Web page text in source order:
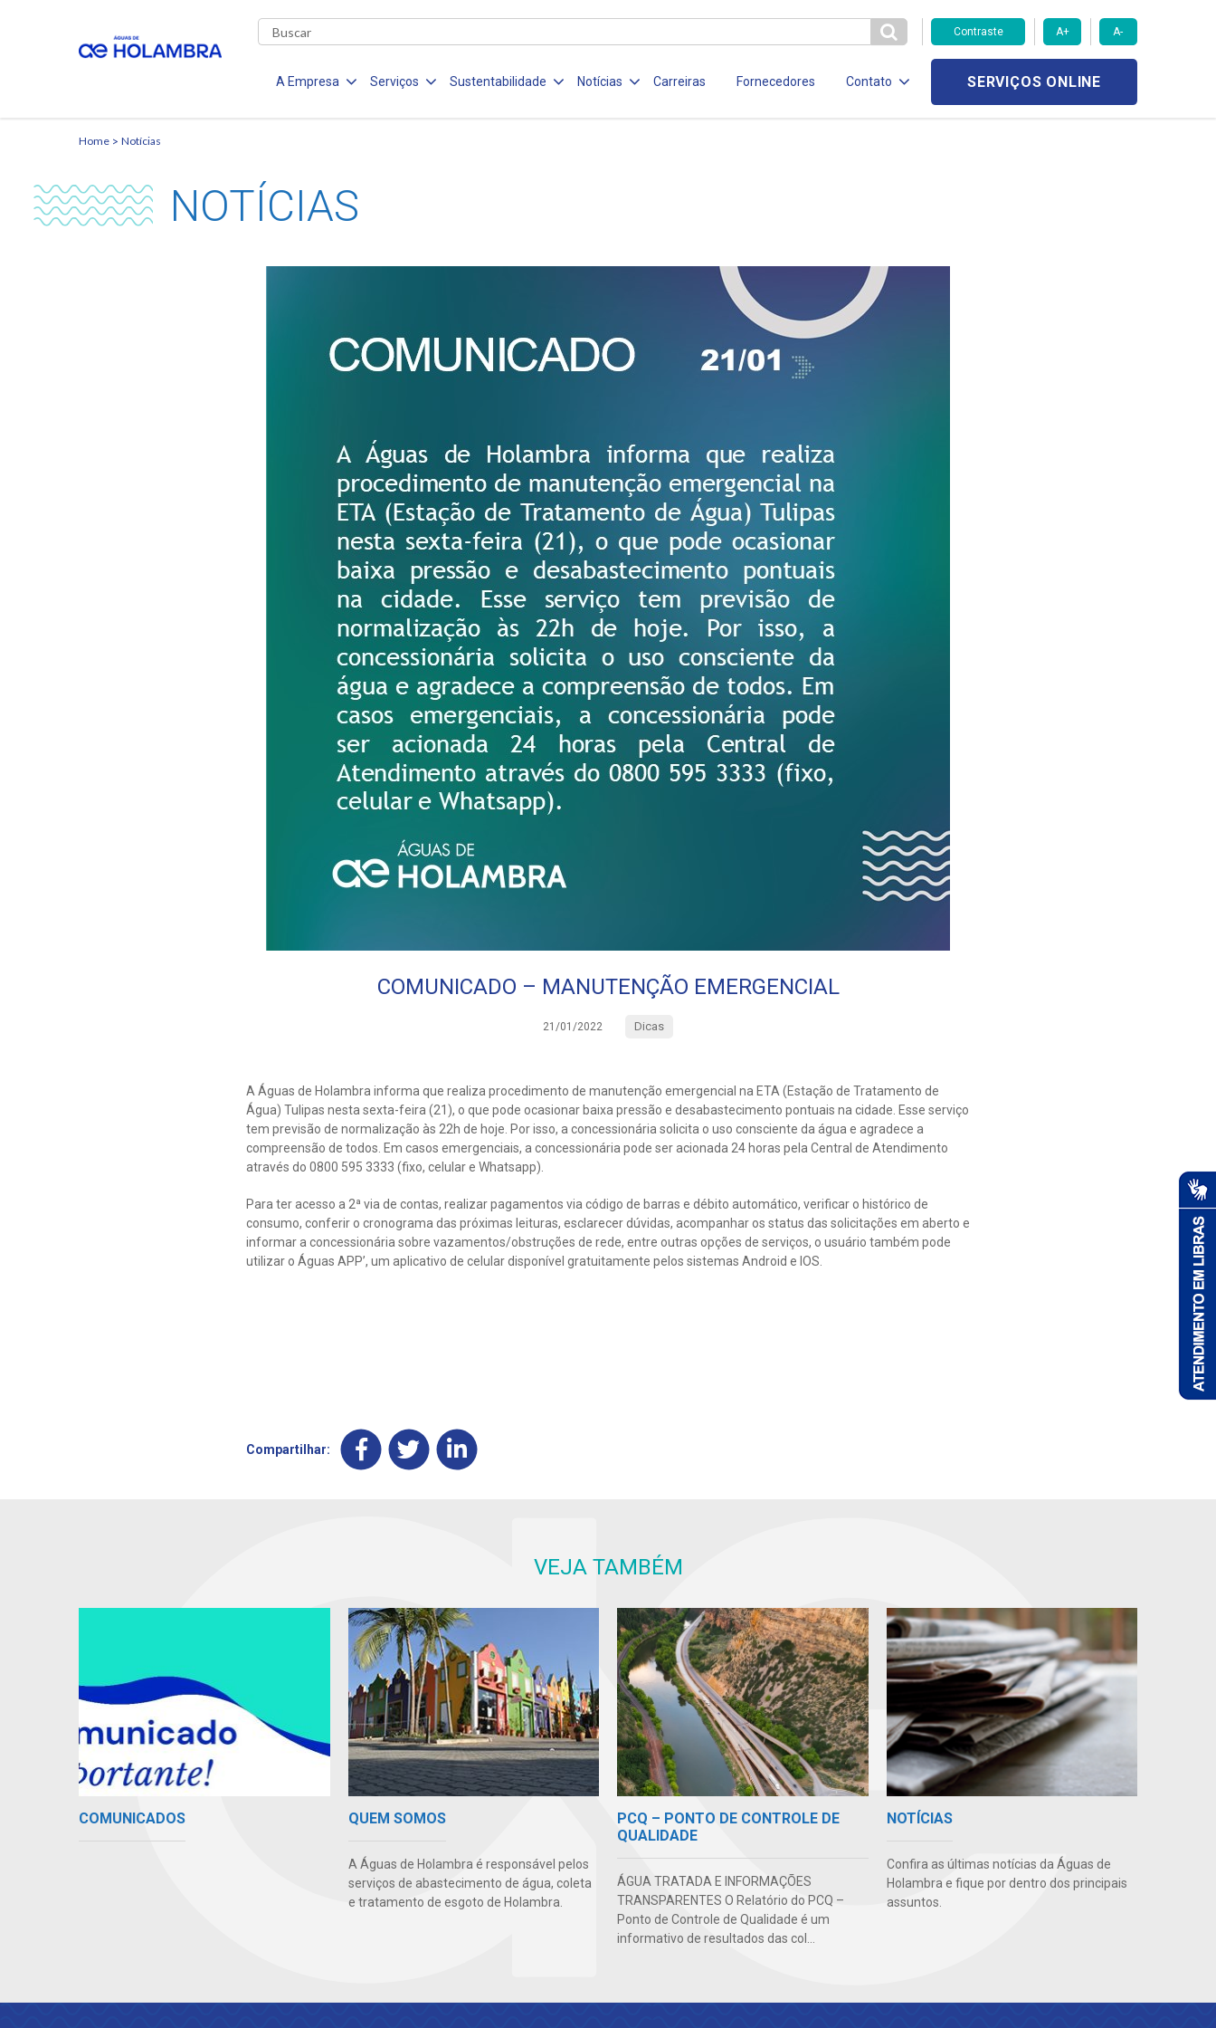
Contraste A+ A-
A Empresa Serviços Sustentabilidade Notícias Carreiras Fornecedores Contato SERVIÇOS ONLINE
Home Notícias
NOTÍCIAS
COMUNICADO – MANUTENÇÃO EMERGENCIAL
21/01/2022 Dicas
A Águas de Holambra informa que realiza procedimento de manutenção emergencial na ETA (Estação de Tratamento de
Água) Tulipas nesta sexta-feira (21), o que pode ocasionar baixa pressão e desabastecimento pontuais na cidade. Esse serviço
tem previsão de normalização às 22h de hoje. Por isso, a concessionária solicita o uso consciente da água e agradece a
compreensão de todos. Em casos emergenciais, a concessionária pode ser acionada 24 horas pela Central de Atendimento
através do 0800 595 3333 (fixo, celular e Whatsapp).
Para ter acesso a 2ª via de contas, realizar pagamentos via código de barras e débito automático, verificar o histórico de
consumo, conferir o cronograma das próximas leituras, esclarecer dúvidas, acompanhar os status das solicitações em aberto e
informar a concessionária sobre vazamentos/obstruções de rede, entre outras opções de serviços, o usuário também pode
utilizar o Águas APP’, um aplicativo de celular disponível gratuitamente pelos sistemas Android e IOS.
Compartilhar:
VEJA TAMBÉM
COMUNICADOS QUEM SOMOS
A Águas de Holambra é responsável pelos
serviços de abastecimento de água, coleta
e tratamento de esgoto de Holambra.
PCQ – PONTO DE CONTROLE DE
QUALIDADE
ÁGUA TRATADA E INFORMAÇÕES
TRANSPARENTES O Relatório do PCQ –
Ponto de Controle de Qualidade é um
informativo de resultados das col...
NOTÍCIAS
Confira as últimas notícias da Águas de
Holambra e fique por dentro dos principais
assuntos.